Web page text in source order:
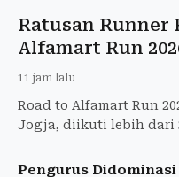
Ratusan Runner
Alfamart Run
11 jam lalu
Road to Alfamart Run
Jogja, diikuti lebih dari
Pengurus